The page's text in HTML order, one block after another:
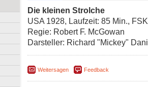
Die kleinen Strolche
USA 1928, Laufzeit: 85 Min.,
Regie: Robert F. McGowan
Darsteller: Richard "Mickey"
Weitersagen Feedback